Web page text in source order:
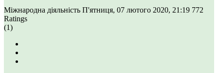
Міжнародна діяльність П'ятниця, 07 лютого 2020, 21:19 772
Ratings
(1)